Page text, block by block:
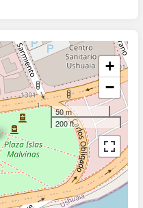
+
−
50 m
200 ft